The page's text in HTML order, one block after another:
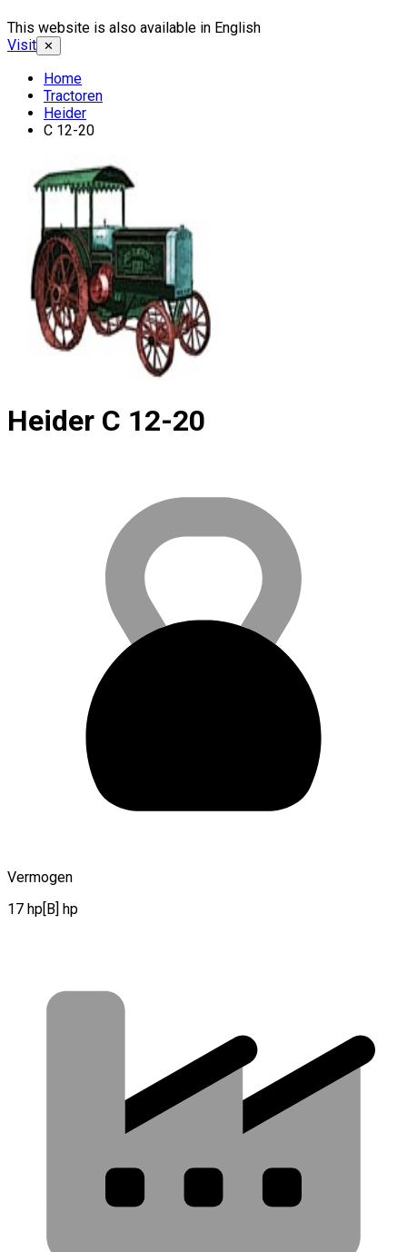
This website is also available in English
Visit ✕
Home
Tractoren
Heider
C 12-20
Heider C 12-20
Vermogen
17 hp[B] hp